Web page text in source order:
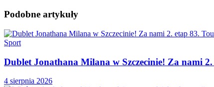
Podobne artykuły
Sport
Dublet Jonathana Milana w Szczecinie! Za nami
4 sierpnia 2026